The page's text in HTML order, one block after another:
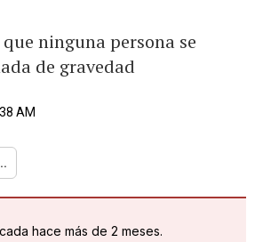
ninguna persona se
de gravedad
AM
hace más de 2 meses.